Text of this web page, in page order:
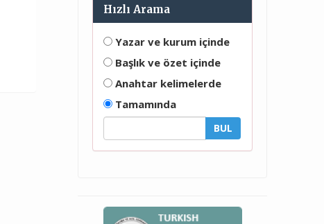
Hızlı Arama
Yazar ve kurum içinde
Başlık ve özet içinde
Anahtar kelimelerde
Tamamında